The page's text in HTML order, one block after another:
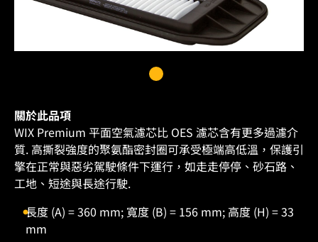
關於此品項
WIX Premium 平面空氣濾芯比 OES 濾芯含有更多過濾介
質. 高撕裂強度的聚氨酯密封圈可承受極端高低溫，保護引
擎在正常與惡劣駕駛條件下運行，如走走停停、砂石路、
工地、短途與長途行駛.
長度 (A) = 360 mm; 寬度 (B) = 156 mm; 高度 (H) = 33
mm